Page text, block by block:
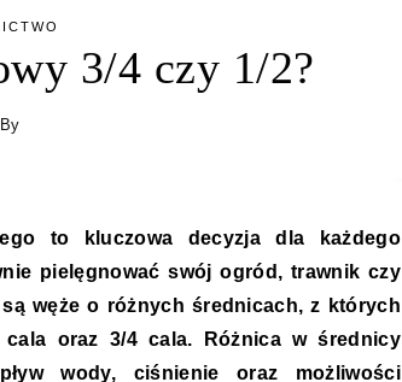
3/4 czy 1/2?
pielęgnować swój ogród, trawnik czy
węże o różnych średnicach, z których
oraz 3/4 cala. Różnica w średnicy
wody, ciśnienie oraz możliwości